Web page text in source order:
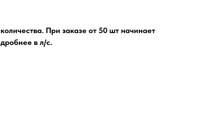
При заказе от 50 шт начинает
в л/с.